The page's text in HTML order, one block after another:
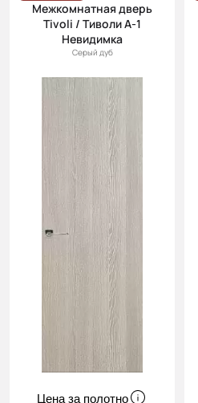
Межкомнатная дверь
Tivoli / Тиволи А-1
Невидимка
Серый дуб
Цена за полотно